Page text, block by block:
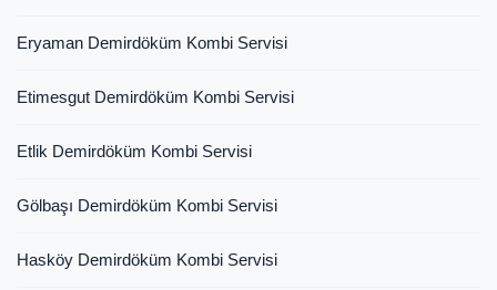
Eryaman Demirdöküm Kombi Servisi
Etimesgut Demirdöküm Kombi Servisi
Etlik Demirdöküm Kombi Servisi
Gölbaşı Demirdöküm Kombi Servisi
Hasköy Demirdöküm Kombi Servisi